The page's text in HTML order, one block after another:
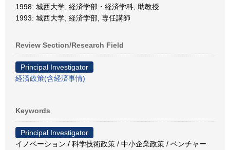
1998: 城西大学, 経済学部・経済学科, 助教授
1993: 城西大学, 経済学部, 専任講師
Review Section/Research Field
Principal Investigator
経済政策(含経済事情)
Keywords
Principal Investigator
イノベーション / 科学技術政策 / 中小企業政策 / ベンチャー